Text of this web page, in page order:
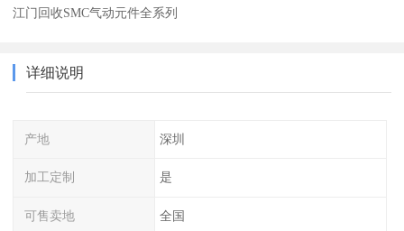
江门回收SMC气动元件全系列
详细说明
产地 深圳
加工定制 是
可售卖地 全国